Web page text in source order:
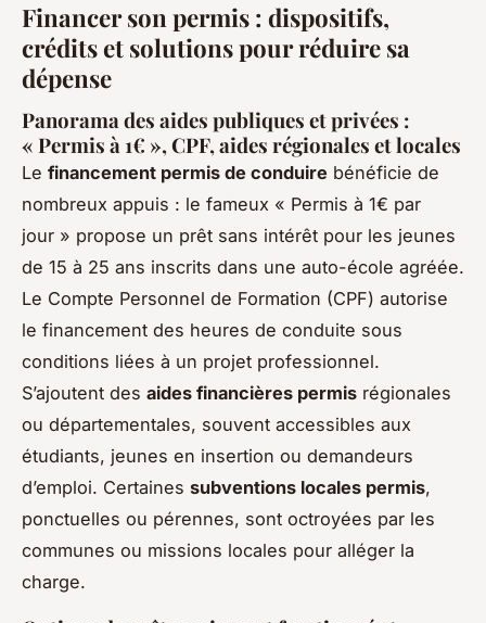
Financer son permis : dispositifs,
crédits et solutions pour réduire sa
dépense
Panorama des aides publiques et privées :
« Permis à 1€ », CPF, aides régionales et locales
Le financement permis de conduire bénéficie de
nombreux appuis : le fameux « Permis à 1€ par
jour » propose un prêt sans intérêt pour les jeunes
de 15 à 25 ans inscrits dans une auto-école agréée.
Le Compte Personnel de Formation (CPF) autorise
le financement des heures de conduite sous
conditions liées à un projet professionnel.
S’ajoutent des aides financières permis régionales
ou départementales, souvent accessibles aux
étudiants, jeunes en insertion ou demandeurs
d’emploi. Certaines subventions locales permis,
ponctuelles ou pérennes, sont octroyées par les
communes ou missions locales pour alléger la
charge.